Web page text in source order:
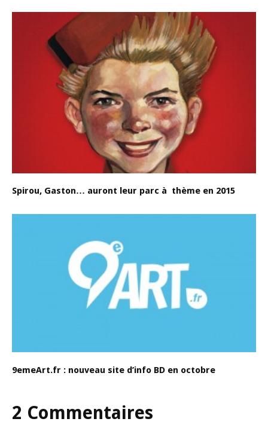
Spirou, Gaston… auront leur parc à thème en 2015
9emeArt.fr : nouveau site d’info BD en octobre
2 Commentaires